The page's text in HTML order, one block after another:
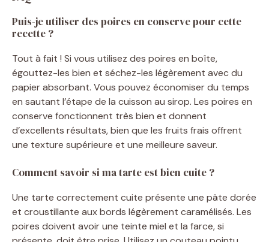
Puis-je utiliser des poires en conserve pour cette
recette ?
Tout à fait ! Si vous utilisez des poires en boîte,
égouttez-les bien et séchez-les légèrement avec du
papier absorbant. Vous pouvez économiser du temps
en sautant l’étape de la cuisson au sirop. Les poires en
conserve fonctionnent très bien et donnent
d’excellents résultats, bien que les fruits frais offrent
une texture supérieure et une meilleure saveur.
Comment savoir si ma tarte est bien cuite ?
Une tarte correctement cuite présente une pâte dorée
et croustillante aux bords légèrement caramélisés. Les
poires doivent avoir une teinte miel et la farce, si